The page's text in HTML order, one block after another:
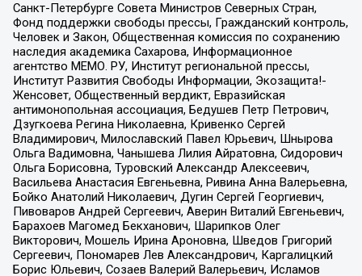
Санкт-Петербурге Совета Министров Северных Стран,
Фонд поддержки свободы прессы, Гражданский контроль,
Человек и Закон, Общественная комиссия по сохранению
наследия академика Сахарова, Информационное
агентство МЕМО. РУ, Институт региональной прессы,
Институт Развития Свободы Информации, Экозащита!-
Женсовет, Общественный вердикт, Евразийская
антимонопольная ассоциация, Бедушев Петр Петрович,
Дзугкоева Регина Николаевна, Кривенко Сергей
Владимирович, Милославский Павел Юрьевич, Шнырова
Ольга Вадимовна, Чанышева Лилия Айратовна, Сидорович
Ольга Борисовна, Туровский Александр Алексеевич,
Васильева Анастасия Евгеньевна, Ривина Анна Валерьевна,
Бойко Анатолий Николаевич, Дугин Сергей Георгиевич,
Пивоваров Андрей Сергеевич, Аверин Виталий Евгеньевич,
Барахоев Магомед Бекханович, Шарипков Олег
Викторович, Мошель Ирина Ароновна, Шведов Григорий
Сергеевич, Пономарев Лев Александрович, Каргалицкий
Борис Юльевич, Созаев Валерий Валерьевич, Исламов